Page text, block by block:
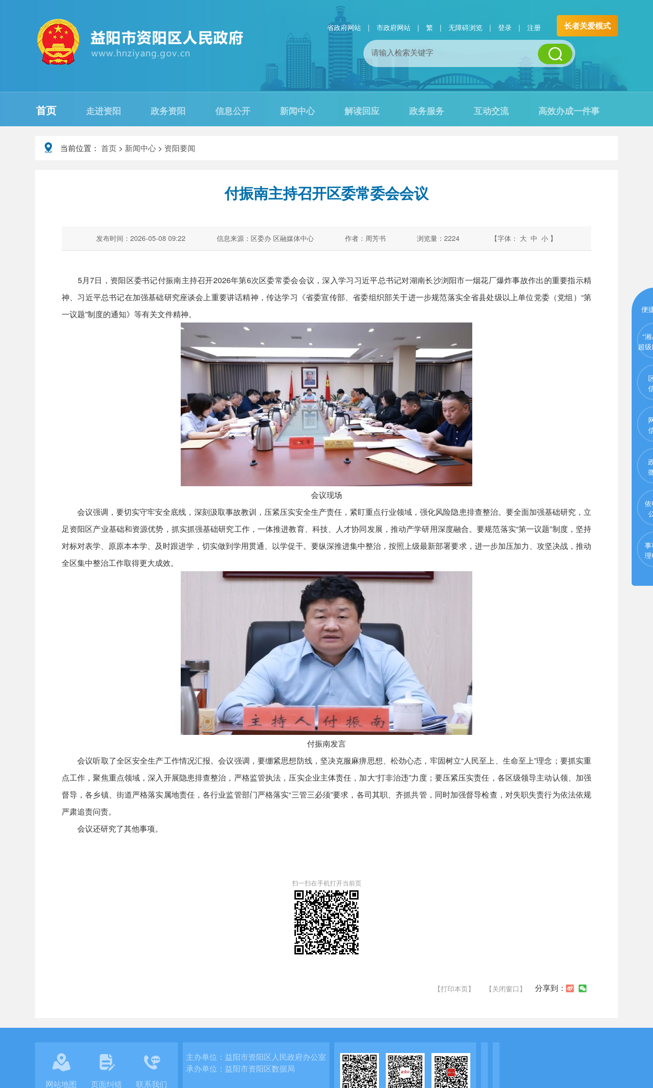
省政府网站 | 市政府网站 | 繁 | 无障碍浏览 | 登录 | 注册 长者关爱模式
首页 走进资阳 政务资阳 信息公开 新闻中心 解读回应 政务服务 互动交流 高效办成一件事
当前位置： 首页 > 新闻中心 > 资阳要闻
付振南主持召开区委常委会会议
发布时间：2026-05-08 09:22 信息来源：区委办 区融媒体中心 作者：周芳书 浏览量： 2224 【字体： 大 中 小 】
5月7日，资阳区委书记付振南主持召开2026年第6次区委常委会会议，深入学习习近平总书记对湖南长沙浏阳市一烟花厂爆炸事故作出的重要指示精
神、习近平总书记在加强基础研究座谈会上重要讲话精神，传达学习《省委宣传部、省委组织部关于进一步规范落实全省县处级以上单位党委（党组）“第
一议题”制度的通知》等有关文件精神。
会议现场
会议强调，要切实守牢安全底线，深刻汲取事故教训，压紧压实安全生产责任，紧盯重点行业领域，强化风险隐患排查整治。要全面加强基础研究，立
足资阳区产业基础和资源优势，抓实抓强基础研究工作，一体推进教育、科技、人才协同发展，推动产学研用深度融合。要规范落实“第一议题”制度，坚持
对标对表学、原原本本学、及时跟进学，切实做到学用贯通、以学促干。要纵深推进集中整治，按照上级最新部署要求，进一步加压加力、攻坚决战，推动
全区集中整治工作取得更大成效。
付振南发言
会议听取了全区安全生产工作情况汇报。会议强调，要绷紧思想防线，坚决克服麻痹思想、松劲心态，牢固树立“人民至上、生命至上”理念；要抓实重
点工作，聚焦重点领域，深入开展隐患排查整治，严格监管执法，压实企业主体责任，加大“打非治违”力度；要压紧压实责任，各区级领导主动认领、加强
督导，各乡镇、街道严格落实属地责任，各行业监管部门严格落实“三管三必须”要求，各司其职、齐抓共管，同时加强督导检查，对失职失责行为依法依规
严肃追责问责。
会议还研究了其他事项。
扫一扫在手机打开当前页
【打印本页】 【关闭窗口】 分享到：
便
“
超
网站地图 页面纠错 联系我们
主办单位：益阳市资阳区人民政府办公室
承办单位：益阳市资阳区数据局